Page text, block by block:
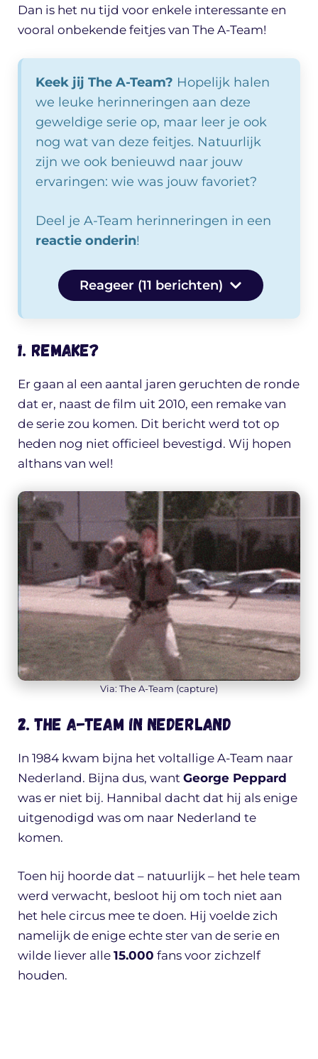
Dan is het nu tijd voor enkele interessante en
vooral onbekende feitjes van The A-Team!
Keek jij The A-Team? Hopelijk halen
we leuke herinneringen aan deze
geweldige serie op, maar leer je ook
nog wat van deze feitjes. Natuurlijk
zijn we ook benieuwd naar jouw
ervaringen: wie was jouw favoriet?
Deel je A-Team herinneringen in een
reactie onderin!
Reageer (11 berichten)
1. Remake?
Er gaan al een aantal jaren geruchten de ronde
dat er, naast de film uit 2010, een remake van
de serie zou komen. Dit bericht werd tot op
heden nog niet officieel bevestigd. Wij hopen
althans van wel!
Via: The A-Team (capture)
2. The A-team in Nederland
In 1984 kwam bijna het voltallige A-Team naar
Nederland. Bijna dus, want George Peppard
was er niet bij. Hannibal dacht dat hij als enige
uitgenodigd was om naar Nederland te
komen.
Toen hij hoorde dat – natuurlijk – het hele team
werd verwacht, besloot hij om toch niet aan
het hele circus mee te doen. Hij voelde zich
namelijk de enige echte ster van de serie en
wilde liever alle 15.000 fans voor zichzelf
houden.